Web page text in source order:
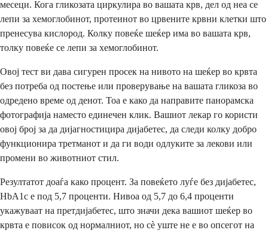
месеци. Кога гликозата циркулира во вашата крв, дел од неа се
лепи за хемоглобинот, протеинот во црвените крвни клетки што
пренесува кислород. Колку повеќе шеќер има во вашата крв,
толку повеќе се лепи за хемоглобинот.
Овој тест ви дава сигурен просек на нивото на шеќер во крвта
без потреба од постење или проверување на вашата гликоза во
одредено време од денот. Тоа е како да направите панорамска
фотографија наместо единечен клик. Вашиот лекар го користи
овој број за да дијагностицира дијабетес, да следи колку добро
функционира третманот и да ги води одлуките за лекови или
промени во животниот стил.
Резултатот доаѓа како процент. За повеќето луѓе без дијабетес,
HbA1c е под 5,7 проценти. Нивоа од 5,7 до 6,4 проценти
укажуваат на претдијабетес, што значи дека вашиот шеќер во
крвта е повисок од нормалниот, но сè уште не е во опсегот на